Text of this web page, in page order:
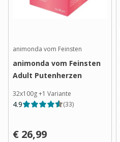
animonda vom Feinsten
animonda vom Feinsten
Adult Putenherzen
32x100g+1 Variante
4.9 (33)
€ 26,99